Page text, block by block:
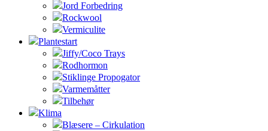
Jord Forbedring
Rockwool
Vermiculite
Plantestart
Jiffy/Coco Trays
Rodhormon
Stiklinge Propogator
Varmemåtter
Tilbehør
Klima
Blæsere – Cirkulation